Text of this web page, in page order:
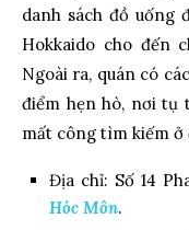
danh sách đồ uống
Hokkaido cho đến
Ngoài ra, quán có
điểm hẹn hò, nơi tụ
mất công tìm kiếm ở
Địa chỉ: Số 14
Hóc Môn.